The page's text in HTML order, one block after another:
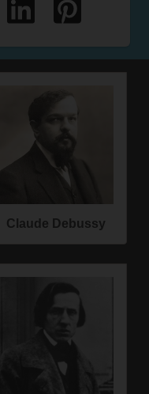
Claude Debussy